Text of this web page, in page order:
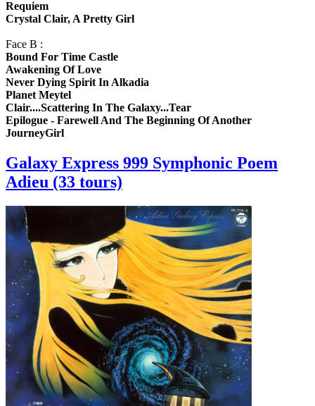
Requiem
Crystal Clair, A Pretty Girl
Face B :
Bound For Time Castle
Awakening Of Love
Never Dying Spirit In Alkadia
Planet Meytel
Clair....Scattering In The Galaxy...Tear
Epilogue - Farewell And The Beginning Of Another
JourneyGirl
Galaxy Express 999 Symphonic Poem
Adieu (33 tours)